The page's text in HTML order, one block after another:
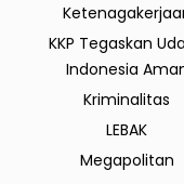
KKP Tegaskan
Indonesia
Kriminalitas
LEBAK
Megapolitan